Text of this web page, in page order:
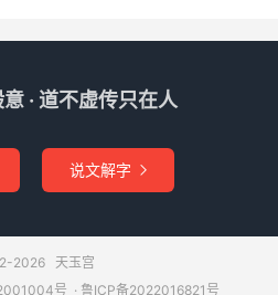
省，希恩施行外，谨遵元降，进
臣谨端肃上启
· 道不虚传只在人
说文解字 
2026 天玉宫
号 ​​​ · 鲁ICP备2022016821号